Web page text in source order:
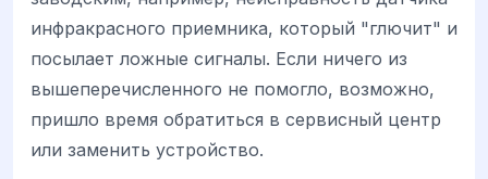
инфракрасного приемника, который "глючит" и
посылает ложные сигналы. Если ничего из
вышеперечисленного не помогло, возможно,
пришло время обратиться в сервисный центр
или заменить устройство.